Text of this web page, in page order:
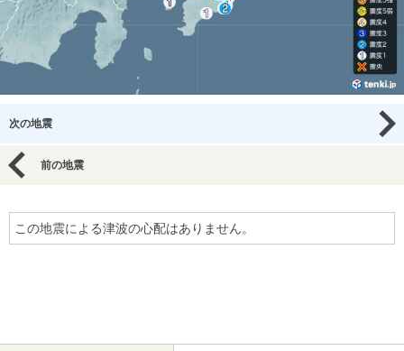
次の地震
前の地震
この地震による津波の心配はありません。